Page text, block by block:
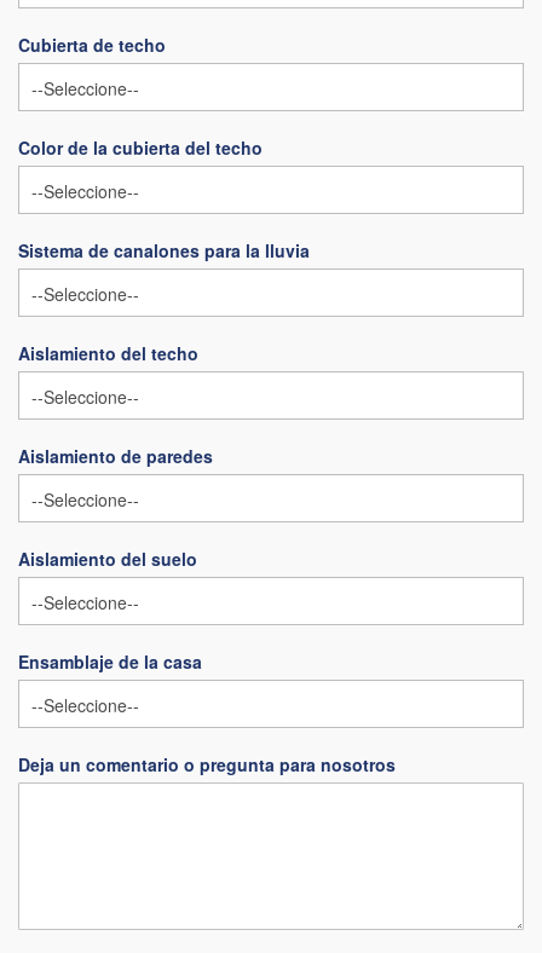
Cubierta de techo
Color de la cubierta del techo
Sistema de canalones para la lluvia
Aislamiento del techo
Aislamiento de paredes
Aislamiento del suelo
Ensamblaje de la casa
Deja un comentario o pregunta para nosotros